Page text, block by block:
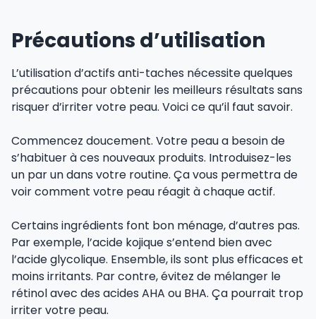
Précautions d’utilisation
L’utilisation d’actifs anti-taches nécessite quelques
précautions pour obtenir les meilleurs résultats sans
risquer d’irriter votre peau. Voici ce qu’il faut savoir.
Commencez doucement. Votre peau a besoin de
s’habituer à ces nouveaux produits. Introduisez-les
un par un dans votre routine. Ça vous permettra de
voir comment votre peau réagit à chaque actif.
Certains ingrédients font bon ménage, d’autres pas.
Par exemple, l’acide kojique s’entend bien avec
l’acide glycolique. Ensemble, ils sont plus efficaces et
moins irritants. Par contre, évitez de mélanger le
rétinol avec des acides AHA ou BHA. Ça pourrait trop
irriter votre peau.